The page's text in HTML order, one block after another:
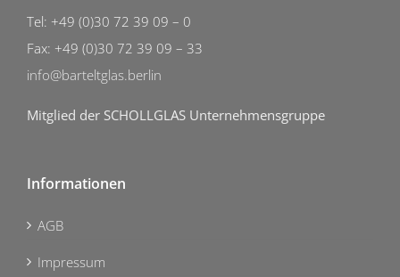
Tel: +49 (0)30 72 39 09 – 0
Fax: +49 (0)30 72 39 09 – 33
info@barteltglas.berlin
Mitglied der SCHOLLGLAS Unternehmensgruppe
Informationen
AGB
Impressum